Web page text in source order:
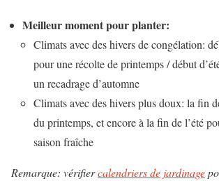
Meilleur moment pour planter:
Climats avec des hivers de congélation:
pour une récolte de printemps / début
un recadrage d’automne
Climats avec des hivers plus doux: la fin
du printemps, et encore à la fin de l’été
saison fraîche
Remarque: vérifiercalendriers de jardinage